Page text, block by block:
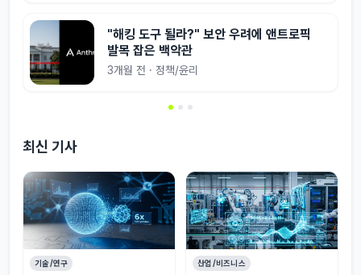
"해킹 도구 될라?" 보안 우려에 앤트로픽
발목 잡은 백악관
3개월 전 · 정책/윤리
최신 기사
기술/연구 산업/비즈니스